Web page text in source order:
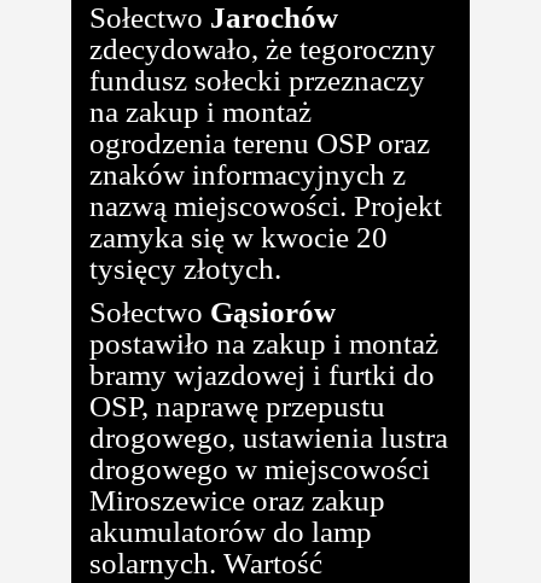
Sołectwo Jarochów
zdecydowało, że tegoroczny
fundusz sołecki przeznaczy
na zakup i montaż
ogrodzenia terenu OSP oraz
znaków informacyjnych z
nazwą miejscowości. Projekt
zamyka się w kwocie 20
tysięcy złotych.
Sołectwo Gąsiorów
postawiło na zakup i montaż
bramy wjazdowej i furtki do
OSP, naprawę przepustu
drogowego, ustawienia lustra
drogowego w miejscowości
Miroszewice oraz zakup
akumulatorów do lamp
solarnych. Wartość